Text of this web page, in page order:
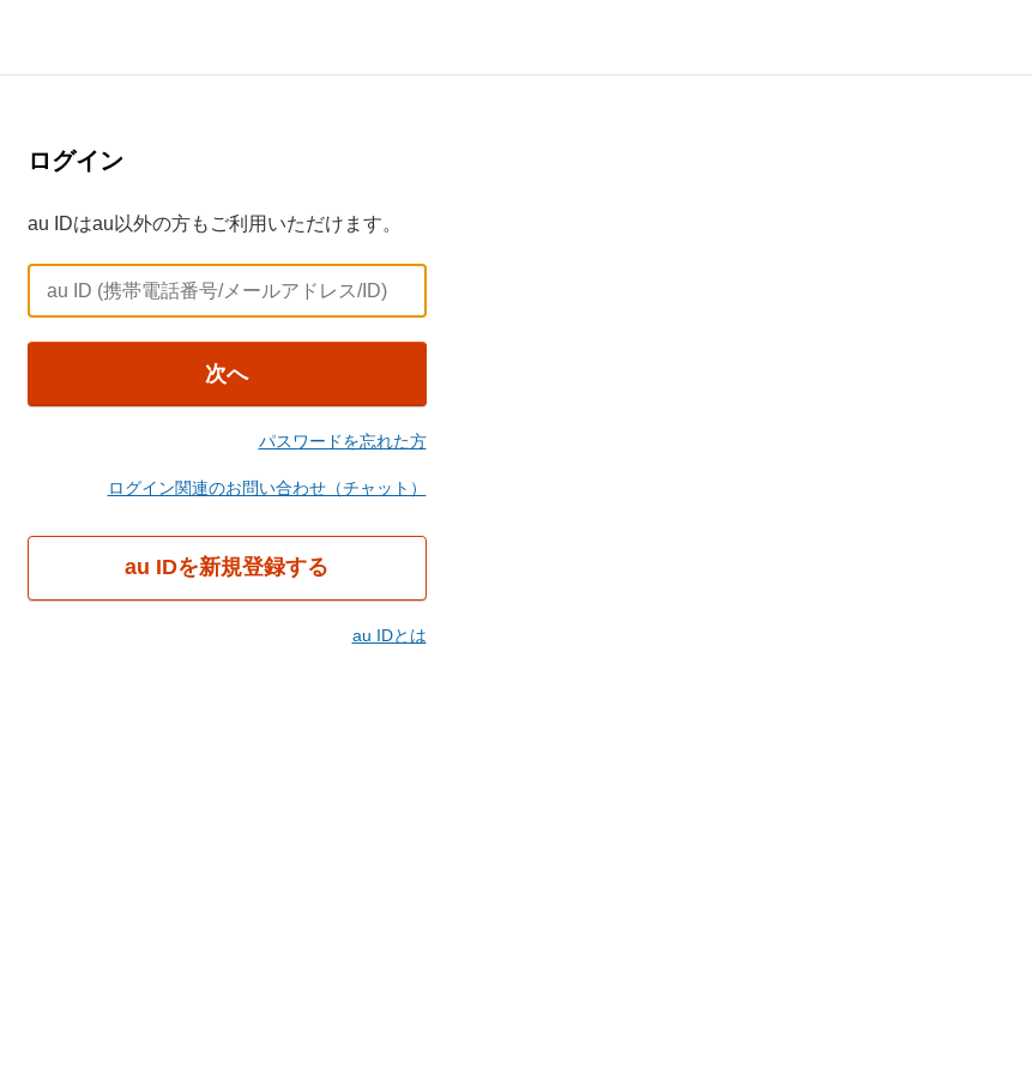
ログイン
au IDはau以外の方もご利用いただけます。
次へ
パスワードを忘れた方
ログイン関連のお問い合わせ（チャット）
au IDを新規登録する
au IDとは